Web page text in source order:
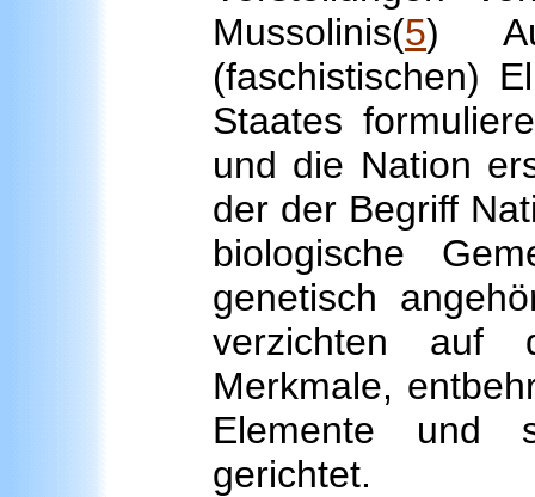
Mussolinis(5)
(faschistischen)
Staates
und die Nation
der der Begriff
biologische
genetisch
verzichten auf
Merkmale,
Elemente und
gerichtet.